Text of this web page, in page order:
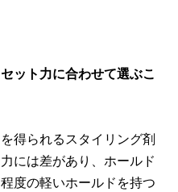
ット力に合わせて選ぶこ
得られるスタイリング剤
には差があり、ホールド
度の軽いホールドを持つ